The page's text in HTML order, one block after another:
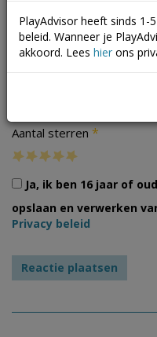
Aantal sterren *
Ja, ik ben 16 jaar of
opslaan en verwerken
Privacy beleid
PlayAdvisor heeft sinds 1-
beleid. Wanneer je
akkoord. Lees hier ons